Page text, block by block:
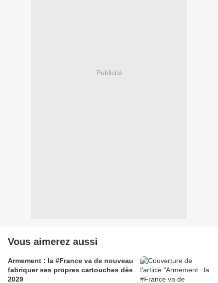
Publicité
Vous aimerez aussi
Armement : la #France va de nouveau
fabriquer ses propres cartouches dès
2029